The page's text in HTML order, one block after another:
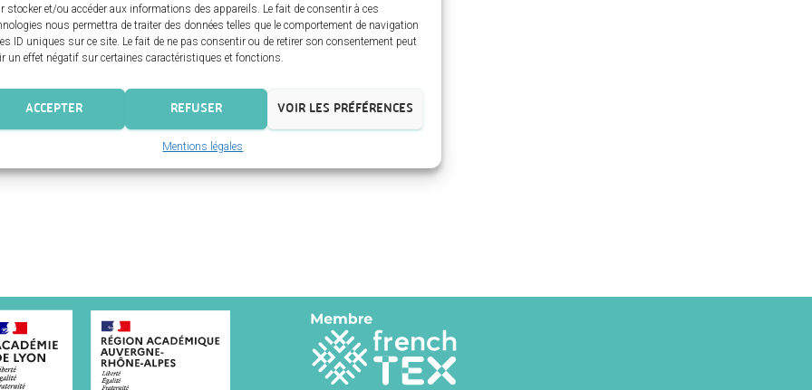
stocker et/ou accéder aux informations des appareils. Le fait de consentir à ces
nous permettra de traiter des données telles que le comportement de navigation
ID uniques sur ce site. Le fait de ne pas consentir ou de retirer son consentement peut
un effet négatif sur certaines caractéristiques et fonctions.
ACCEPTER REFUSER VOIR LES PRÉFÉRENCES
Mentions légales